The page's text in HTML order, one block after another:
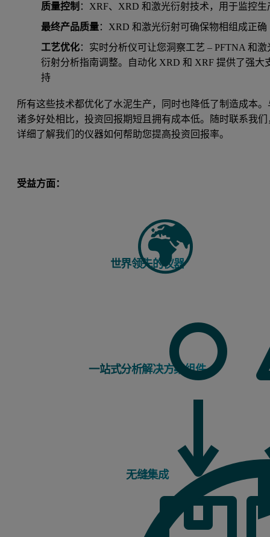
质量控制 ：XRF、XRD 和激光衍射技术，用于监控生
最终产品质量：XRD 和激光衍射可确保物相组成正确
工艺优化：实时分析仪可让您洞察工艺 – PFTNA 和激
衍射分析指南调整。自动化 XRD 和 XRF 提供了强大
持
所有这些技术都优化了水泥生产，同时也降低了制造成本。
诸多好处相比，投资回报期短且拥有成本低。随时联系我们
详细了解我们的仪器如何帮助您提高投资回报率。
受益方面：
世界领先的仪器
一站式分析解决方案组件
无缝集成